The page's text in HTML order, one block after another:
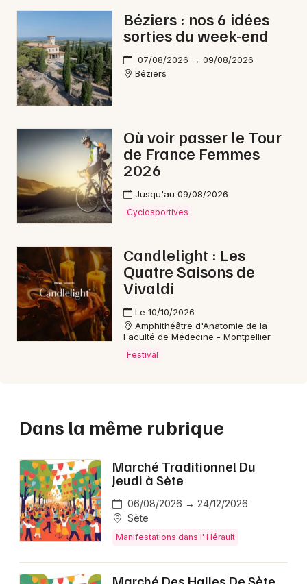
Béziers : nos 6 idées
sorties du week-end
07/08/2026 → 09/08/2026
Béziers
Où voir passer le Tour
de France Femmes
2026
Jusqu'au 09/08/2026
Cyclosportives
Candlelight : Les
Quatre Saisons de
Vivaldi
Le 10/10/2026
Amphithéâtre d'Anatomie de la
Faculté de Médecine - Montpellier
Festival
Dans la même rubrique
Marché Traditionnel Du
Jeudi à Sète
06/08/2026 → 24/12/2026
Sète
Manifestations dans l' Hérault